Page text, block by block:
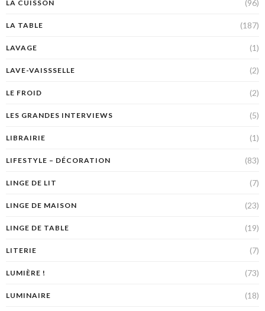
LA CUISSON (96)
LA TABLE (187)
LAVAGE (1)
LAVE-VAISSSELLE (2)
LE FROID (2)
LES GRANDES INTERVIEWS (5)
LIBRAIRIE (1)
LIFESTYLE – DÉCORATION (83)
LINGE DE LIT (7)
LINGE DE MAISON (23)
LINGE DE TABLE (19)
LITERIE (7)
LUMIÈRE ! (73)
LUMINAIRE (18)